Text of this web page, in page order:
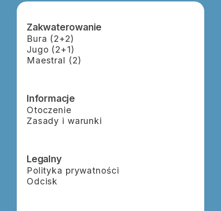
Zakwaterowanie
Bura (2+2)
Jugo (2+1)
Maestral (2)
Informacje
Otoczenie
Zasady i warunki
Legalny
Polityka prywatności
Odcisk